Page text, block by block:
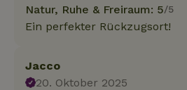
Natur, Ruhe & Freiraum: 5/5
Ein perfekter Rückzugsort!
Jacco
20. Oktober 2025